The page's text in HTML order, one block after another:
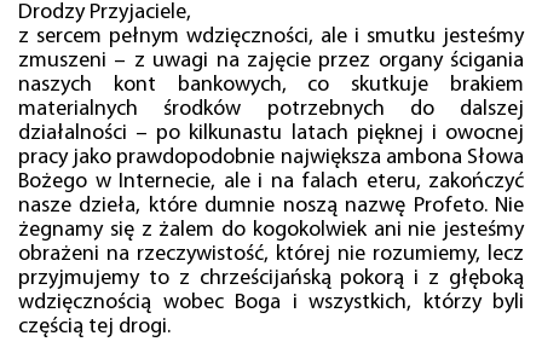
Drodzy Przyjaciele,
z sercem pełnym wdzięczności, ale i smutku jesteśmy
zmuszeni – z uwagi na zajęcie przez organy ścigania
naszych kont bankowych, co skutkuje brakiem
materialnych środków potrzebnych do dalszej
działalności – po kilkunastu latach pięknej i owocnej
pracy jako prawdopodobnie największa ambona Słowa
Bożego w Internecie, ale i na falach eteru, zakończyć
nasze dzieła, które dumnie noszą nazwę Profeto. Nie
żegnamy się z żalem do kogokolwiek ani nie jesteśmy
obrażeni na rzeczywistość, której nie rozumiemy, lecz
przyjmujemy to z chrześcijańską pokorą i z głęboką
wdzięcznością wobec Boga i wszystkich, którzy byli
częścią tej drogi.